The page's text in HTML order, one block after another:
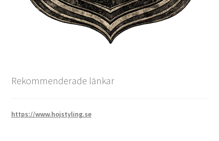
Rekommenderade länkar
https://www.hojstyling.se